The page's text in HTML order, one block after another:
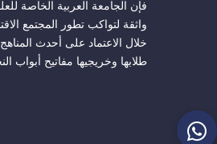
فإن الجامعة العربية الخاصة
واثقة لتواكب تطور المجتمع
خلال الاعتماد على أحدث المناهج
طلابها وخريجيها مفاتيح أبواب